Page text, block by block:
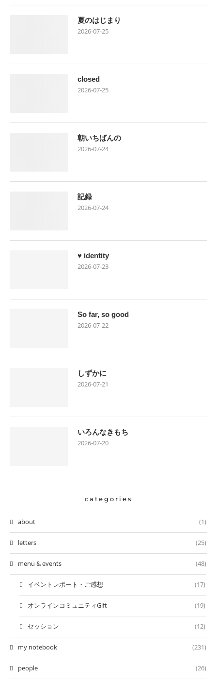
夏のはじまり
2026-07-25
closed
2026-07-25
朝いちばんの
2026-07-24
記録
2026-07-24
♥ identity
2026-07-23
So far, so good
2026-07-22
しずかに
2026-07-21
いろんなきもち
2026-07-20
categories
about (1)
letters (25)
menu & events (48)
イベントレポート・ご感想 (17)
オンラインコミュニティGift (19)
セッション (12)
my notebook (231)
people (26)